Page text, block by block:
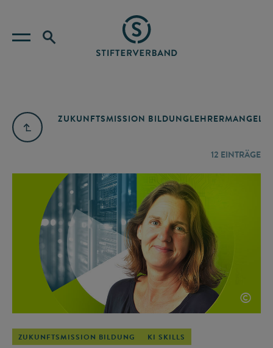
ZUKUNFTSMISSION BILDUNGLEHRERMANGEL
12 EINTRÄGE
©
ZUKUNFTSMISSION BILDUNG KI SKILLS